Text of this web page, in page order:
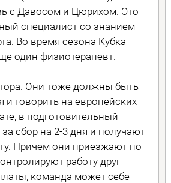
с Давосом и Цюрихом. Это
специалист со знанием
Во время сезона Кубка
один физиотерапевт.
Они тоже должны быть
говорить на европейских
в подготовительный
сбор на 2-3 дня и получают
Причем они приезжают по
работу друг
команда может себе